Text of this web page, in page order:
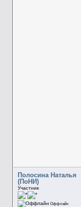
Полосина Наталья
(ПоНИ)
Участник
Оффлайн